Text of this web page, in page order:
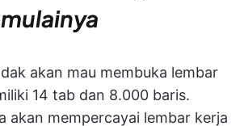
akan mau membuka lembar
14 tab dan 8.000 baris.
akan mempercayai lembar kerja